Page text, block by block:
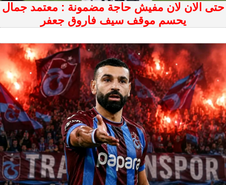
حتى الان لان مفيش حاجة مضمونة : معتمد جمال
يحسم موقف سيف فاروق جعفر